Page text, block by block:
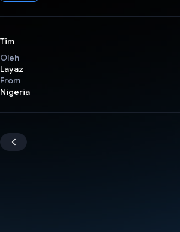
Tim
Oleh
Layaz
From
Nigeria